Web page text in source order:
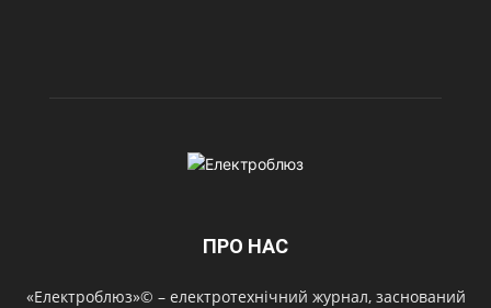
ПРО НАС
«Електроблюз»© – електротехнічний журнал, заснований